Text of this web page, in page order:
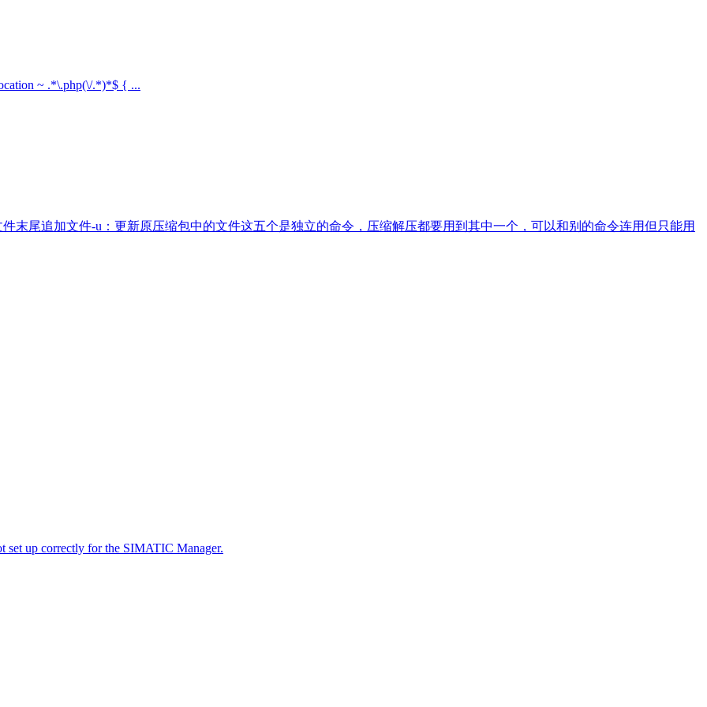
~ .*\.php(\/.*)*$ { ...
末尾追加文件-u：更新原压缩包中的文件这五个是独立的命令，压缩解压都要用到其中一个，可以和别的命令连用但只能用
set up correctly for the SIMATIC Manager.